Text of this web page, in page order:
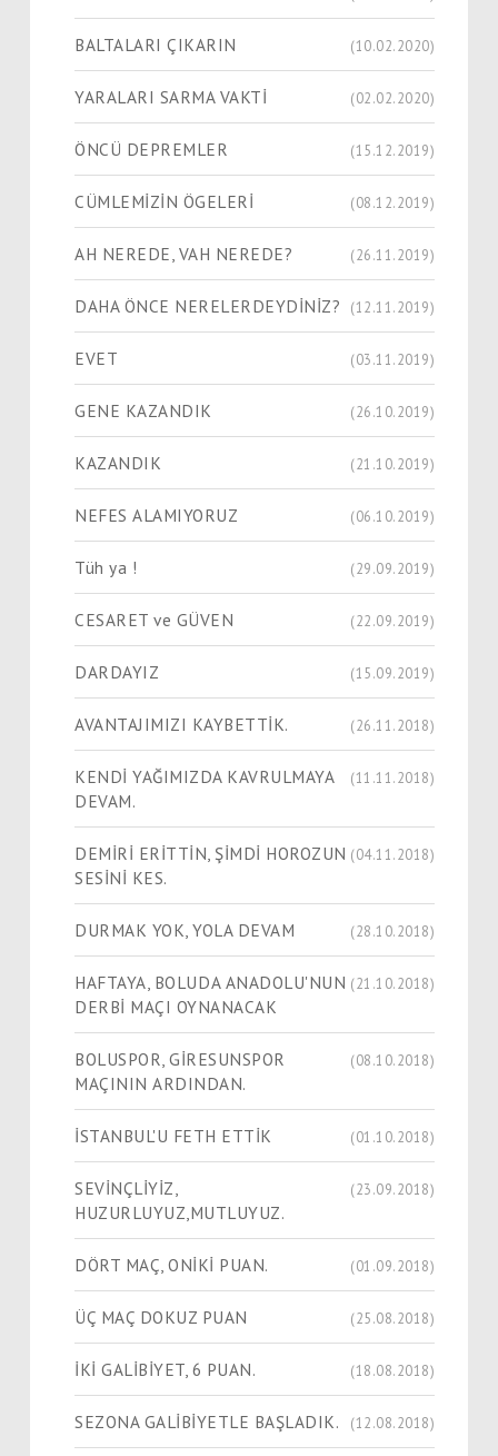
BALTALARI ÇIKARIN (10.02.2020)
YARALARI SARMA VAKTİ (02.02.2020)
ÖNCÜ DEPREMLER (15.12.2019)
CÜMLEMİZİN ÖGELERİ (08.12.2019)
AH NEREDE, VAH NEREDE? (26.11.2019)
DAHA ÖNCE NERELERDEYDİNİZ? (12.11.2019)
EVET (03.11.2019)
GENE KAZANDIK (26.10.2019)
KAZANDIK (21.10.2019)
NEFES ALAMIYORUZ (06.10.2019)
Tüh ya ! (29.09.2019)
CESARET ve GÜVEN (22.09.2019)
DARDAYIZ (15.09.2019)
AVANTAJIMIZI KAYBETTİK. (26.11.2018)
KENDİ YAĞIMIZDA KAVRULMAYA
DEVAM.
(11.11.2018)
DEMİRİ ERİTTİN, ŞİMDİ HOROZUN
SESİNİ KES.
(04.11.2018)
DURMAK YOK, YOLA DEVAM (28.10.2018)
HAFTAYA, BOLUDA ANADOLU'NUN
DERBİ MAÇI OYNANACAK
(21.10.2018)
BOLUSPOR, GİRESUNSPOR
MAÇININ ARDINDAN.
(08.10.2018)
İSTANBUL'U FETH ETTİK (01.10.2018)
SEVİNÇLİYİZ,
HUZURLUYUZ,MUTLUYUZ.
(23.09.2018)
DÖRT MAÇ, ONİKİ PUAN. (01.09.2018)
ÜÇ MAÇ DOKUZ PUAN (25.08.2018)
İKİ GALİBİYET, 6 PUAN. (18.08.2018)
SEZONA GALİBİYETLE BAŞLADIK. (12.08.2018)